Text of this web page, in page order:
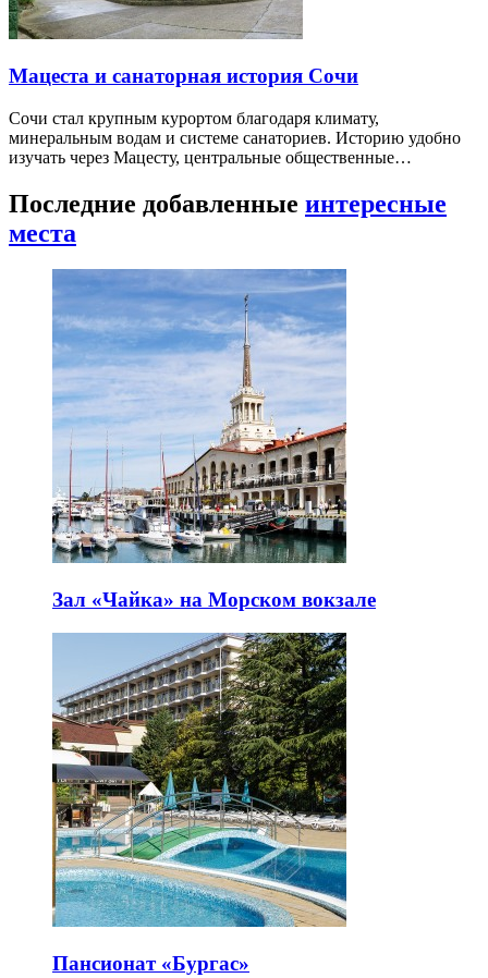
Мацеста и санаторная история Сочи
Сочи стал крупным курортом благодаря климату,
минеральным водам и системе санаториев. Историю удобно
изучать через Мацесту, центральные общественные…
Последние добавленные интересные
места
Зал «Чайка» на Морском вокзале
Пансионат «Бургас»